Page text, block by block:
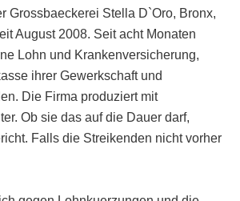
Grossbaeckerei Stella D`Oro, Bronx,
August 2008. Seit acht Monaten
Lohn und Krankenversicherung,
ihrer Gewerkschaft und
Die Firma produziert mit
Ob sie das auf die Dauer darf,
Falls die Streikenden nicht vorher